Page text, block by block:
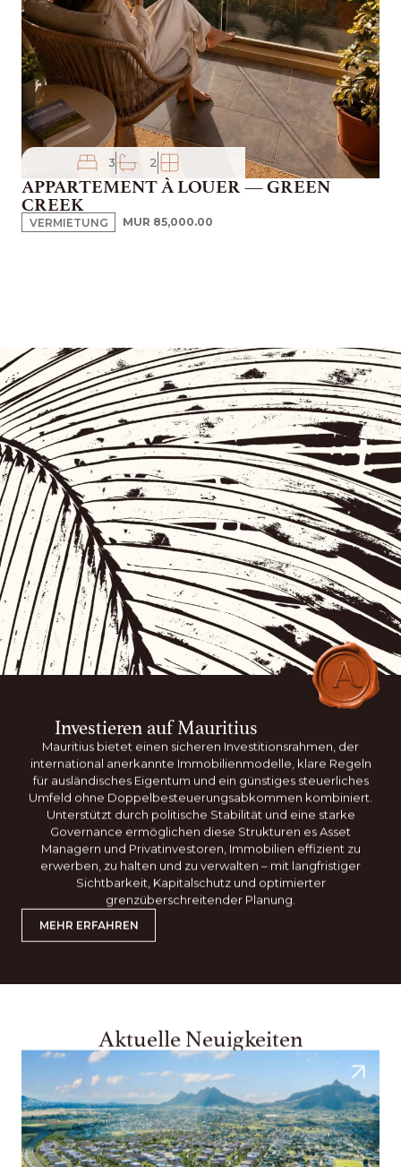
3 2
APPARTEMENT À LOUER — GREEN
CREEK
VERMIETUNG MUR 85,000.00
Investieren auf Mauritius
Mauritius bietet einen sicheren Investitionsrahmen, der
international anerkannte Immobilienmodelle, klare Regeln
für ausländisches Eigentum und ein günstiges steuerliches
Umfeld ohne Doppelbesteuerungsabkommen kombiniert.
Unterstützt durch politische Stabilität und eine starke
Governance ermöglichen diese Strukturen es Asset
Managern und Privatinvestoren, Immobilien effizient zu
erwerben, zu halten und zu verwalten – mit langfristiger
Sichtbarkeit, Kapitalschutz und optimierter
grenzüberschreitender Planung.
MEHR ERFAHREN
Aktuelle Neuigkeiten